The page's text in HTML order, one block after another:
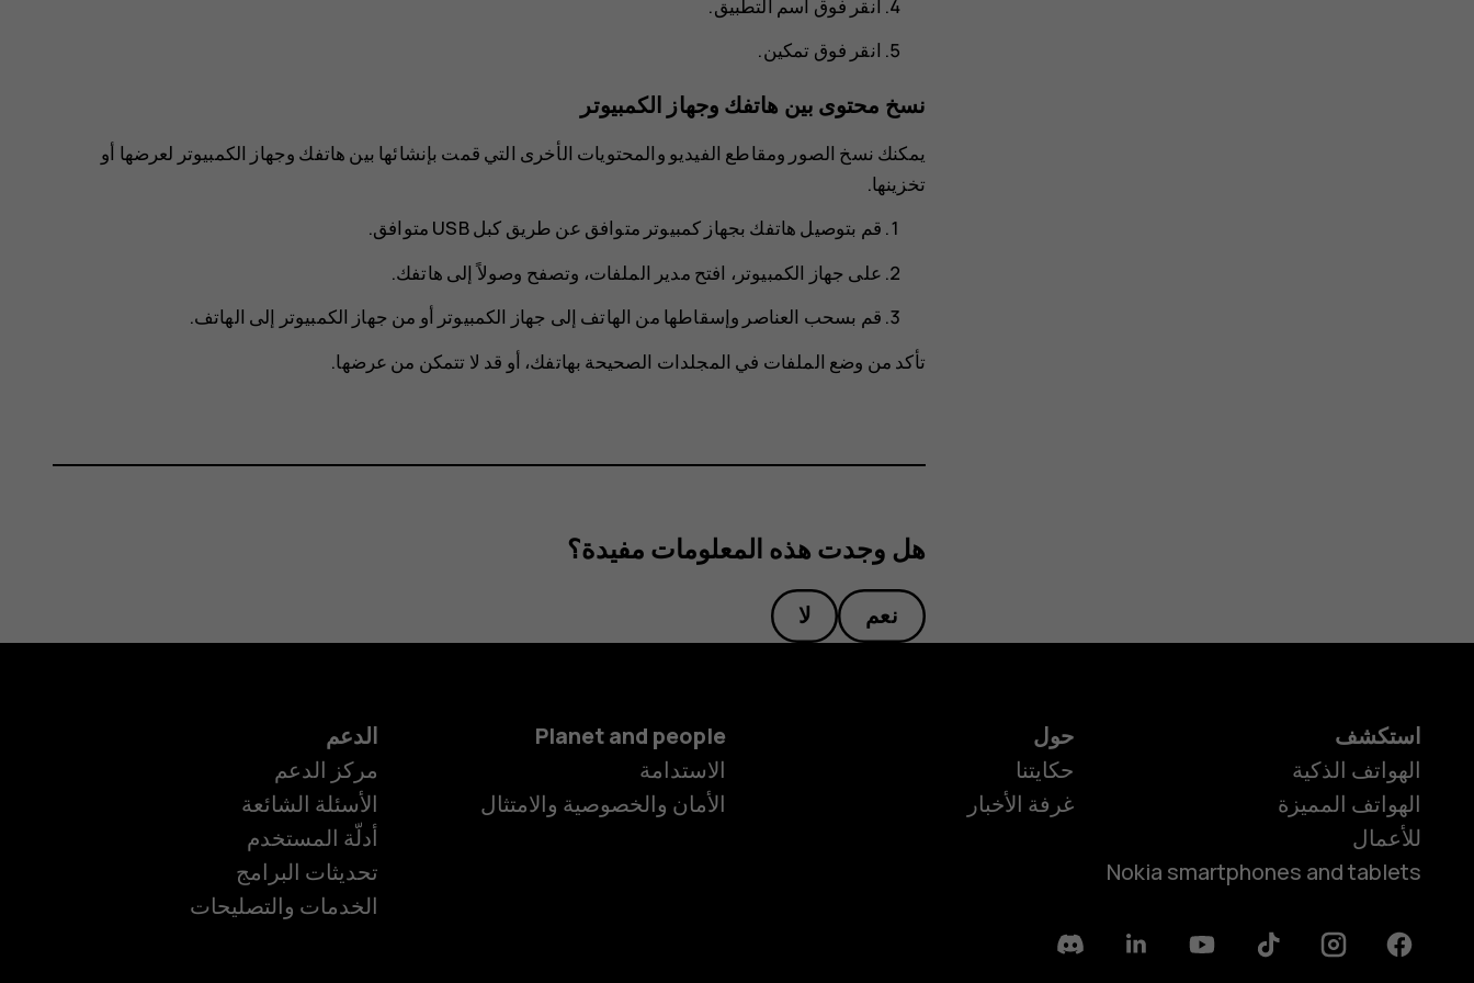
انقر فوق اسم التطبيق.
انقر فوق تمكين.
نسخ محتوى بين هاتفك وجهاز الكمبيوتر
يمكنك نسخ الصور ومقاطع الفيديو والمحتويات الأخرى التي قمت بإنشائها بين هاتفك وجهاز الكمبيوتر لعرضها أو
تخزينها.
قم بتوصيل هاتفك بجهاز كمبيوتر متوافق عن طريق كبل USB‬ متوافق.
على جهاز الكمبيوتر، افتح مدير الملفات، وتصفح وصولاً إلى هاتفك.
قم بسحب العناصر وإسقاطها من الهاتف إلى جهاز الكمبيوتر أو من جهاز الكمبيوتر إلى الهاتف.
تأكد من وضع الملفات في المجلدات الصحيحة بهاتفك، أو قد لا تتمكن من عرضها.
هل وجدت هذه المعلومات مفيدة؟
نعم لا
استكشف
الهواتف الذكية
الهواتف المميزة
للأعمال
Nokia smartphones and tablets
حول
حكايتنا
غرفة الأخبار
Planet and people
الاستدامة
الأمان والخصوصية والامتثال
الدعم
مركز الدعم
الأسئلة الشائعة
أدلّة المستخدم
تحديثات البرامج
الخدمات والتصليحات
Facebook
Instagram
Tiktok
Youtube
Linkedin
Discord